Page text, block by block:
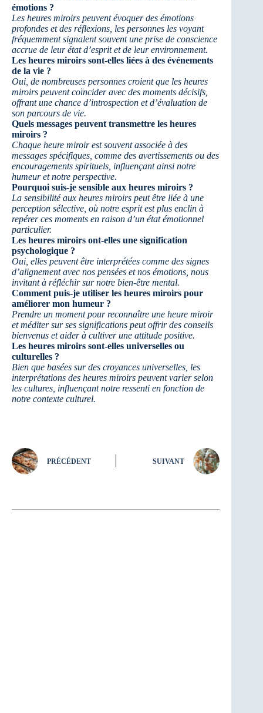
émotions ?
Les heures miroirs peuvent évoquer des émotions
profondes et des réflexions, les personnes les voyant
fréquemment signalent souvent une prise de conscience
accrue de leur état d’esprit et de leur environnement.
Les heures miroirs sont-elles liées à des événements
de la vie ?
Oui, de nombreuses personnes croient que les heures
miroirs peuvent coïncider avec des moments décisifs,
offrant une chance d’introspection et d’évaluation de
son parcours de vie.
Quels messages peuvent transmettre les heures
miroirs ?
Chaque heure miroir est souvent associée à des
messages spécifiques, comme des avertissements ou des
encouragements spirituels, influençant ainsi notre
humeur et notre perspective.
Pourquoi suis-je sensible aux heures miroirs ?
La sensibilité aux heures miroirs peut être liée à une
perception sélective, où notre esprit est plus enclin à
repérer ces moments en raison d’un état émotionnel
particulier.
Les heures miroirs ont-elles une signification
psychologique ?
Oui, elles peuvent être interprétées comme des signes
d’alignement avec nos pensées et nos émotions, nous
invitant à réfléchir sur notre bien-être mental.
Comment puis-je utiliser les heures miroirs pour
améliorer mon humeur ?
Prendre un moment pour reconnaître une heure miroir
et méditer sur ses significations peut offrir des conseils
bienvenus et aider à cultiver une attitude positive.
Les heures miroirs sont-elles universelles ou
culturelles ?
Bien que basées sur des croyances universelles, les
interprétations des heures miroirs peuvent varier selon
les cultures, influençant notre ressenti en fonction de
notre contexte culturel.
PRÉCÉDENT SUIVANT